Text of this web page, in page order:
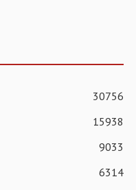
30756
15938
9033
6314